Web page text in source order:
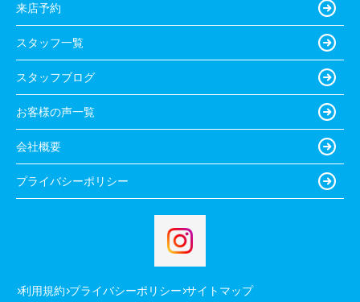
来店予約
スタッフ一覧
スタッフブログ
お客様の声一覧
会社概要
プライバシーポリシー
利用規約 プライバシーポリシー サイトマップ